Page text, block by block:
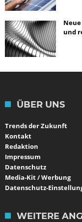
und
ÜBER UNS
Trends der Zukunft
Kontakt
Redaktion
Impressum
Datenschutz
Media-Kit / Werbung
Datenschutz-
WEITERE